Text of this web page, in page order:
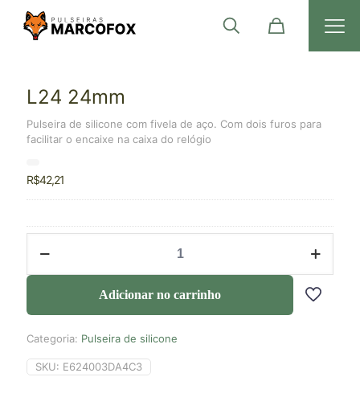
L24 24mm
Pulseira de silicone com fivela de aço. Com dois furos para
facilitar o encaixe na caixa do relógio
R$42,21
Adicionar no carrinho
Categoria: Pulseira de silicone
SKU: E624003DA4C3